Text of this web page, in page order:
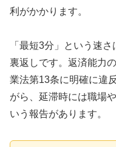
利がかかります。
「最短3分」という速
裏返しです。返済能力
業法第13条に明確に違
がら、延滞時には職場
いう報告があります。